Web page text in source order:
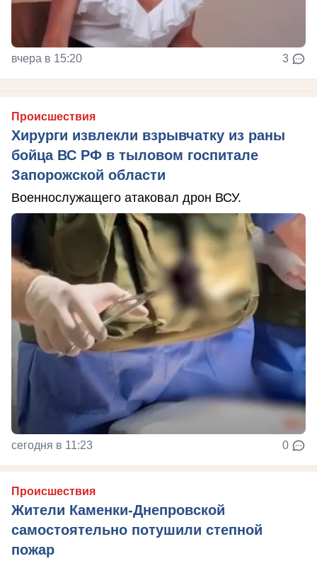
вчера в 15:20 3
Происшествия
Хирурги извлекли взрывчатку из раны
бойца ВС РФ в тыловом госпитале
Запорожской области
Военнослужащего атаковал дрон ВСУ.
сегодня в 11:23 0
Происшествия
Жители Каменки-Днепровской
самостоятельно потушили степной
пожар